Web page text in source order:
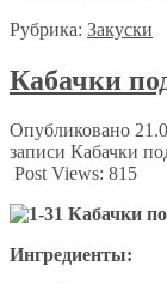
Рубрика: Закуски
Кабачки
Опубликовано
записи Кабачки
Post Views: 815
Ингредиенты: